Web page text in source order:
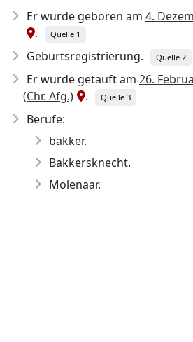
Er wurde geboren am 4.
.
Quelle 1
Geburtsregistrierung. Quelle 2
Er wurde getauft am 26.
(Chr. Afg.)
. Quelle 3
Berufe:
bakker.
Bakkersknecht.
Molenaar.